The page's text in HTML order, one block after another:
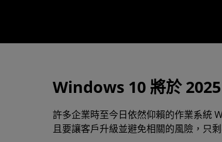
Windows 10 將於
許多企業時至今日依然仰賴的作業系統
且要讓客戶升級並避免相關的風險，只